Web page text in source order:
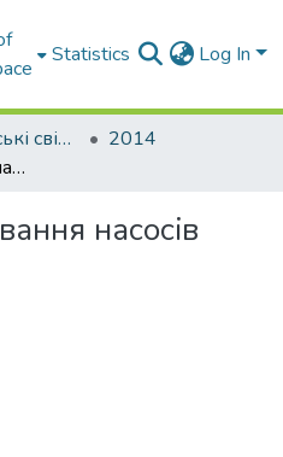
Statistics Log In
Патенти та авторські свідоцтва
2014
Спосiб дiагностування насосiв
насосiв